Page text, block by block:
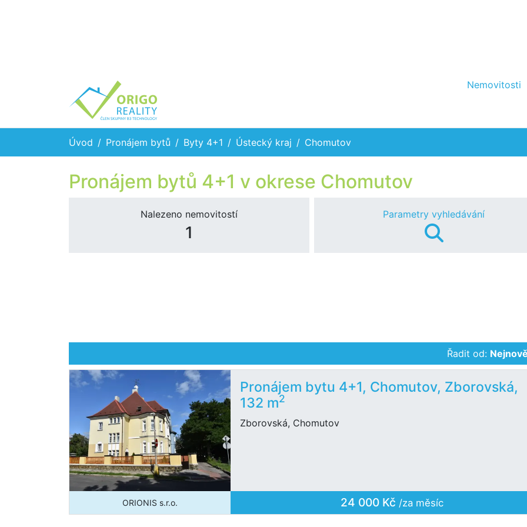
Nemovitosti
Úvod Pronájem bytů Byty 4+1 Ústecký kraj Chomutov
Pronájem bytů 4+1 v okrese Chomutov
Nalezeno nemovitostí
1
Parametry vyhledávání
Řadit od:
Pronájem bytu 4+1, Chomutov, Zborovská,
132 m2
Zborovská, Chomutov
ORIONIS s.r.o. 24 000 Kč /za měsíc